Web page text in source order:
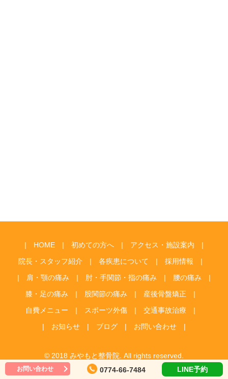
お問い合わせ 0774-66-7484 LINE予約
HOME 初めての方へ
アクセス・施設案内
院長・スタッフ紹介
各疾患について
採用情報
肩・顎の痛み
肘・手関節・指の痛み
腰の痛み
膝・足の痛み
股関節の痛み
産後骨盤矯正
自費メニュー
スポーツ外傷
交通事故治療
お知らせ
ブログ お問い合わせ
© 2018 みやもと整骨院. All rights reserved.